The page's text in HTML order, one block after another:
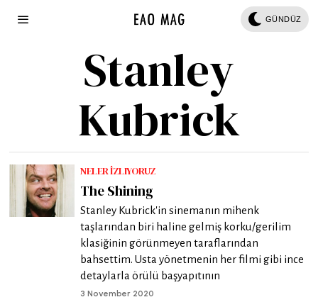
GÜNDÜZ
Stanley
Kubrick
NELER İZLIYORUZ
The Shining
Stanley Kubrick'in sinemanın mihenk
taşlarından biri haline gelmiş korku/gerilim
klasiğinin görünmeyen taraflarından
bahsettim. Usta yönetmenin her filmi gibi ince
detaylarla örülü başyapıtının
3 November 2020